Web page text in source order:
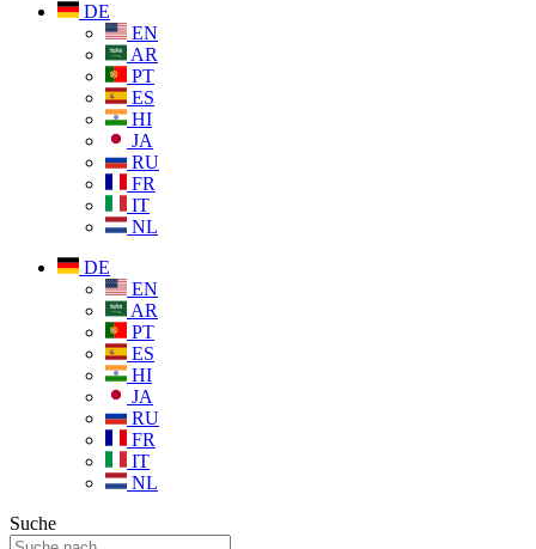
DE
EN
AR
PT
ES
HI
JA
RU
FR
IT
NL
DE
EN
AR
PT
ES
HI
JA
RU
FR
IT
NL
Suche